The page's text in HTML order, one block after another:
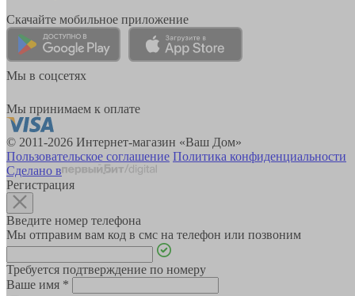
Скачайте мобильное приложение
Мы в соцсетях
Мы принимаем к оплате
© 2011-2026 Интернет-магазин «Ваш Дом»
Пользовательское соглашение Политика конфиденциальности
Сделано в
Регистрация
Введите номер телефона
Мы отправим вам код в смс на телефон или позвоним
Требуется подтверждение по номеру
Ваше имя *